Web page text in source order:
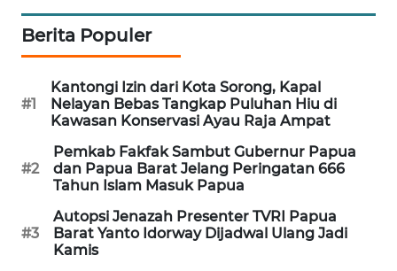
Berita Populer
#1
Kantongi Izin dari Kota Sorong, Kapal
Nelayan Bebas Tangkap Puluhan Hiu di
Kawasan Konservasi Ayau Raja Ampat
#2
Pemkab Fakfak Sambut Gubernur Papua
dan Papua Barat Jelang Peringatan 666
Tahun Islam Masuk Papua
#3
Autopsi Jenazah Presenter TVRI Papua
Barat Yanto Idorway Dijadwal Ulang Jadi
Kamis
METRO
NEWS
MEDAN
NEWS
METRO
JAKARTA
NEWS